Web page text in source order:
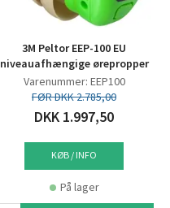
3M Peltor EEP-100 EU
niveauafhængige ørepropper
Varenummer: EEP100
FØR DKK 2.785,00
DKK 1.997,50
KØB / INFO
På lager